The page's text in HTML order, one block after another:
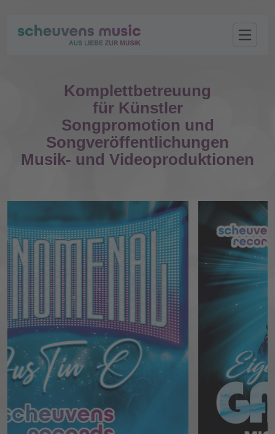
Komplettbetreuung
für Künstler
Songpromotion und
Songveröffentlichungen
Musik- und Videoproduktionen